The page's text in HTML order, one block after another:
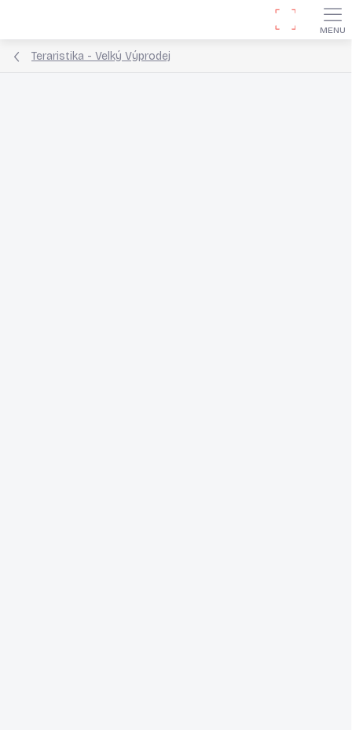
obsah
Hledat
Teraristika - Velký Výprodej